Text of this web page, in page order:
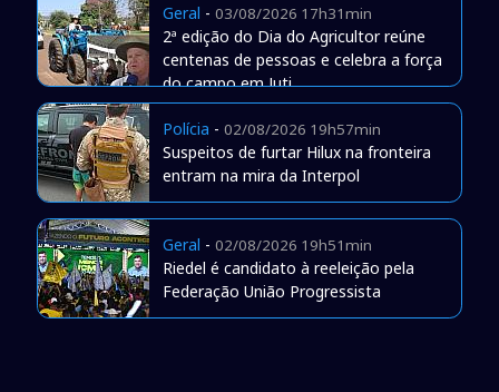
Geral - 03/08/2026 17h31min
2ª edição do Dia do Agricultor reúne
centenas de pessoas e celebra a força
do campo em Juti
Polícia - 02/08/2026 19h57min
Suspeitos de furtar Hilux na fronteira
entram na mira da Interpol
Geral - 02/08/2026 19h51min
Riedel é candidato à reeleição pela
Federação União Progressista